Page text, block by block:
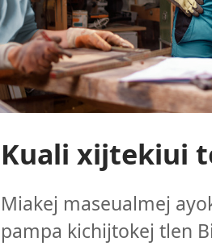
Kuali xijtekiui
Miakej maseualmej
pampa kichijtokej tlen